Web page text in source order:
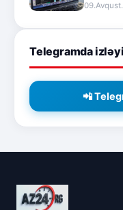
Telegramda
📲